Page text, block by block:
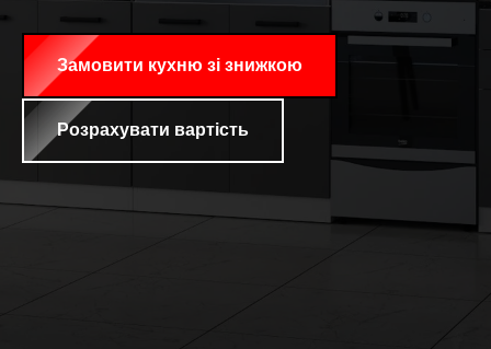
Замовити кухню зі знижкою
Розрахувати вартість